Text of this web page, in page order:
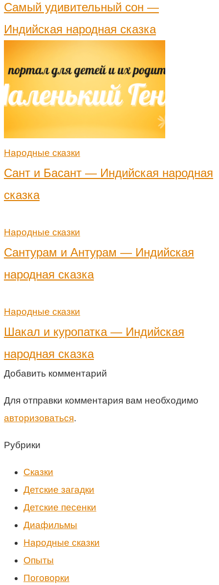
Самый удивительный сон —
Индийская народная сказка
Народные сказки
Сант и Басант — Индийская народная
сказка
Народные сказки
Сантурам и Антурам — Индийская
народная сказка
Народные сказки
Шакал и куропатка — Индийская
народная сказка
Добавить комментарий
Для отправки комментария вам необходимо
авторизоваться.
Рубрики
Cказки
Детские загадки
Детские песенки
Диафильмы
Народные сказки
Опыты
Поговорки